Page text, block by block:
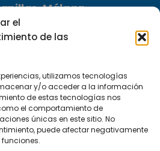
el
de las
utilizamos tecnologías
y/o acceder a la información
de estas tecnologías nos
el comportamiento de
únicas en este sitio. No
puede afectar negativamente
Málaga
to our Newsletter
HERE